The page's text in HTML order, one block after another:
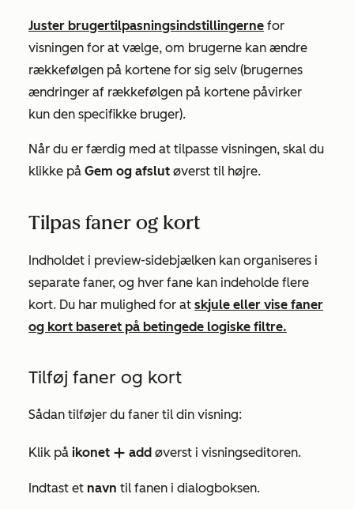
Juster brugertilpasningsindstillingerne for
visningen for at vælge, om brugerne kan ændre
rækkefølgen på kortene for sig selv (brugernes
ændringer af rækkefølgen på kortene påvirker
kun den specifikke bruger).
Når du er færdig med at tilpasse visningen, skal du
klikke på Gem og afslut øverst til højre.
Tilpas faner og kort
Indholdet i preview-sidebjælken kan organiseres i
separate faner, og hver fane kan indeholde flere
kort. Du har mulighed for at skjule eller vise faner
og kort baseret på betingede logiske filtre.
Tilføj faner og kort
Sådan tilføjer du faner til din visning:
Klik på ikonet add add øverst i visningseditoren.
Indtast et navn til fanen i dialogboksen.